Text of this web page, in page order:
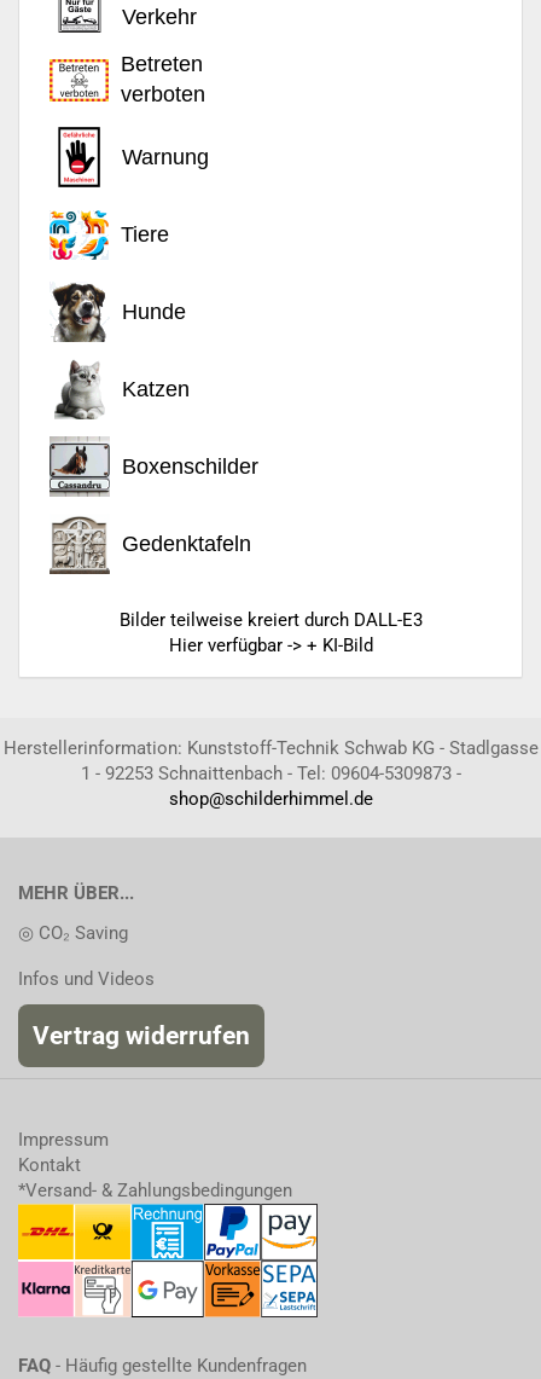
Verkehr
Betreten
verboten
Warnung
Tiere
Hunde
Katzen
Boxenschilder
Gedenktafeln
Bilder teilweise kreiert durch DALL-E3
Hier verfügbar -> + KI-Bild
Herstellerinformation: Kunststoff-Technik Schwab KG - Stadlgasse
1 - 92253 Schnaittenbach - Tel: 09604-5309873 -
shop@schilderhimmel.de
MEHR ÜBER...
◎ CO₂ Saving
Infos und Videos
Vertrag widerrufen
Impressum
Kontakt
*Versand- & Zahlungsbedingungen
FAQ - Häufig gestellte Kundenfragen